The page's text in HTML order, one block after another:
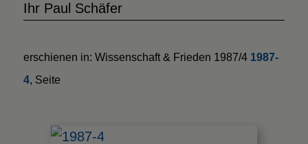
Ihr Paul Schäfer
erschienen in: Wissenschaft & Frieden 1987/4 1987-
4, Seite